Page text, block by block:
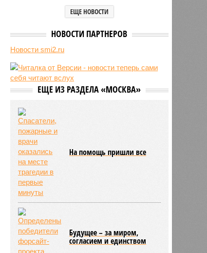
Финский МИД не удалил
рекомендации для граждан,
08:44
США занимаются поисками
лидера на Кубе по
07/08
Экс-президент Финляндии
отказался признать Россию
угрозой для Европы
его «местью Евросоюза»
ЕЩЕ НОВОСТИ
НОВОСТИ ПАРТНЕРОВ
Новости smi2.ru
ЕЩЕ ИЗ РАЗДЕЛА «МОСКВА»
На помощь пришли все
Будущее – за миром,
согласием и единством